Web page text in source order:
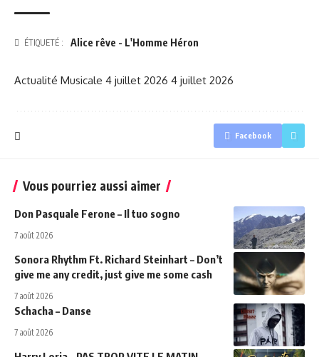
ÉTIQUETÉ : Alice rêve - L'Homme Héron
Actualité Musicale 4 juillet 2026 4 juillet 2026
Facebook
Vous pourriez aussi aimer
Don Pasquale Ferone – Il tuo sogno
7 août 2026
Sonora Rhythm Ft. Richard Steinhart – Don’t
give me any credit, just give me some cash
7 août 2026
Schacha – Danse
7 août 2026